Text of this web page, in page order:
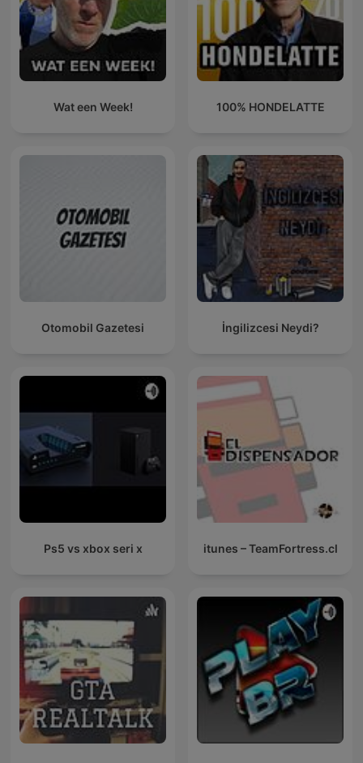
Wat een Week! 100% HONDELATTE
Otomobil Gazetesi İngilizcesi Neydi?
Ps5 vs xbox seri x itunes – TeamFortress.cl